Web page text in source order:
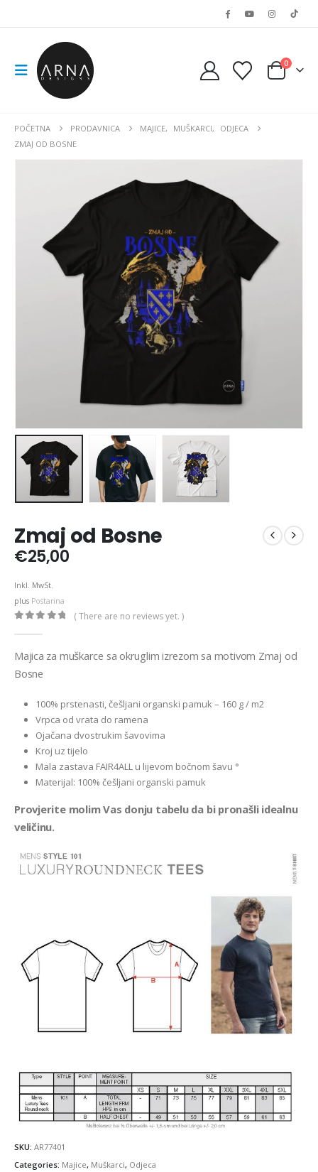
0
POČETNA PRODAVNICA MAJICE, MUŠKARCI,
ODJECA
ZMAJ OD BOSNE
Zmaj od Bosne
€25,00
Inkl. MwSt.
plus Postarina
( There are no reviews yet. )
Majica za muškarce sa okruglim izrezom sa motivom Zmaj od
Bosne
100% prstenasti, češljani organski pamuk – 160 g / m2
Vrpca od vrata do ramena
Ojačana dvostrukim šavovima
Kroj uz tijelo
Mala zastava FAIR4ALL u lijevom bočnom šavu °
Materijal: 100% češljani organski pamuk
Provjerite molim Vas donju tabelu da bi pronašli idealnu
veličinu.
SKU: AR77401
Categories: Majice, Muškarci, Odjeca